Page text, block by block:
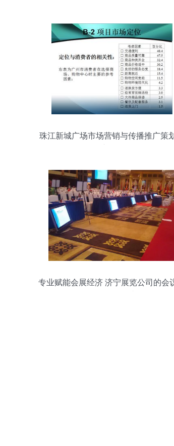
珠江新城广场市场营销与传播推广策
专业赋能会展经济 济宁展览公司的会